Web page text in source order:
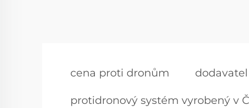
cena proti dronům
protidronový systém vyrobený v